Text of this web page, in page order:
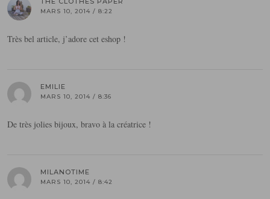
MARS 10, 2014 / 8:22
Très bel article, j’adore cet eshop !
EMILIE
MARS 10, 2014 / 8:36
De très jolies bijoux, bravo à la créatrice !
MILANOTIME
MARS 10, 2014 / 8:42